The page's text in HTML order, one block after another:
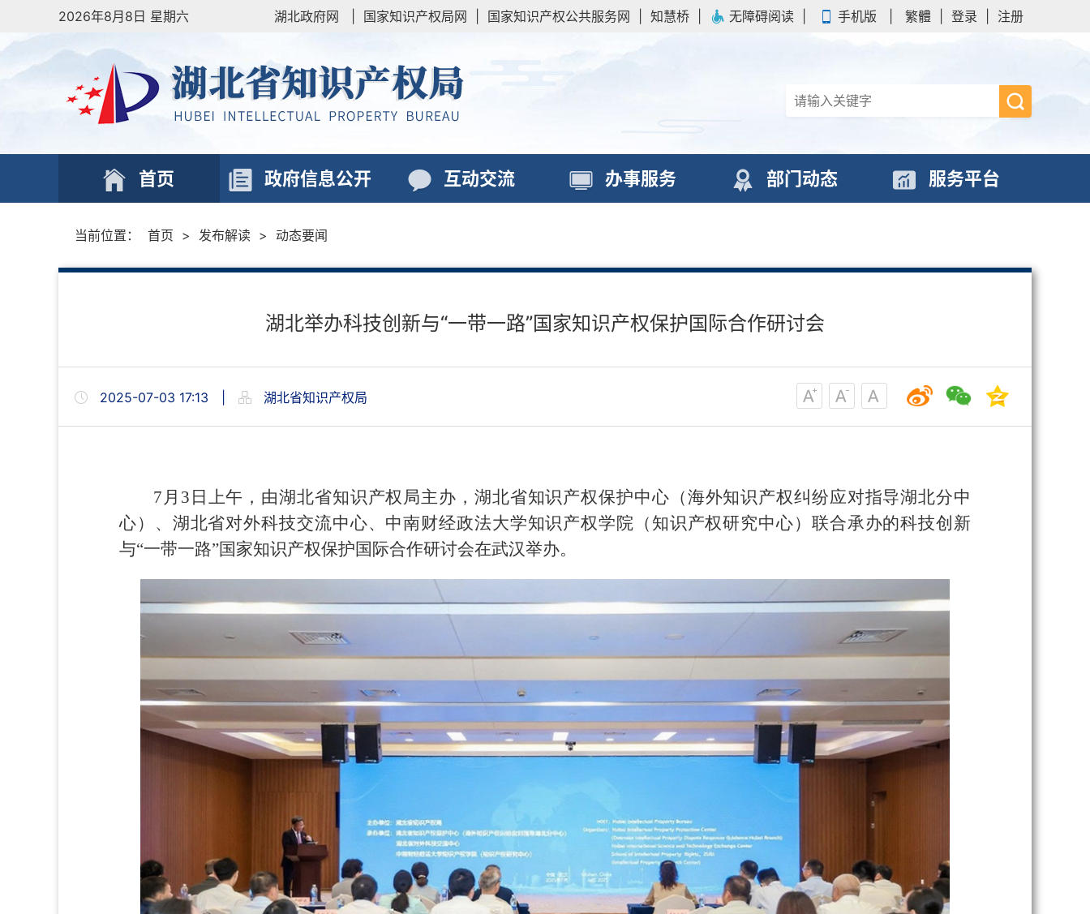
2026年8月8日 星期六 湖北政府网 国家知识产权局网 国家知识产权公共服务网 知慧桥 无障碍阅读 手机版 繁體 登录 注册
首页 政府信息公开 互动交流 办事服务 部门动态 服务平台
当前位置： 首页 > 发布解读 > 动态要闻
湖北举办科技创新与“一带一路”国家知识产权保护国际合作研讨会
2025-07-03 17:13 湖北省知识产权局
7月3日上午，由湖北省知识产权局主办，湖北省知识产权保护中心（海外知识产权纠纷应对指导湖北分中
心）、湖北省对外科技交流中心、中南财经政法大学知识产权学院（知识产权研究中心）联合承办的科技创新
与“一带一路”国家知识产权保护国际合作研讨会在武汉举办。